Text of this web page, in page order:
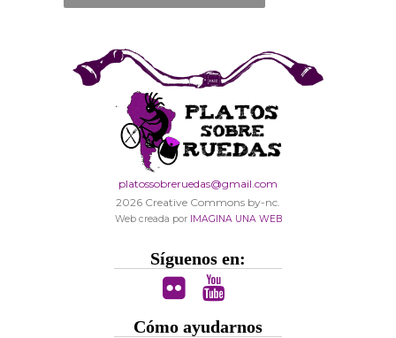
platossobreruedas@gmail.com
2026 Creative Commons by-nc.
Web creada por IMAGINA UNA WEB
Síguenos en:
Cómo ayudarnos